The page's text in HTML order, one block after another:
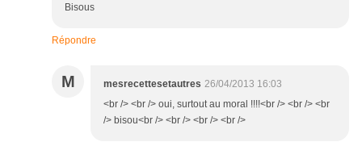
Bisous
Répondre
M mesrecettesetautres 26/04/2013 16:03
<br /> <br /> oui, surtout au moral !!!!<br /> <br /> <br
/> bisou<br /> <br /> <br /> <br />